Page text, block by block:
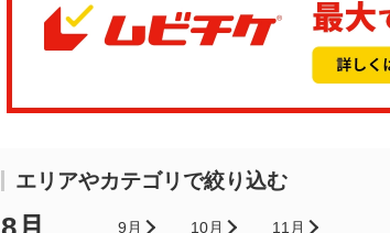
エリアやカテゴリで絞り込む
9月 10月 11月